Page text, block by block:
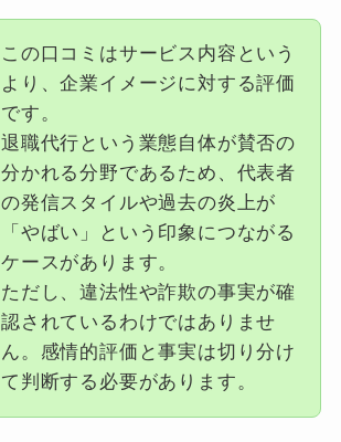
この口コミはサービス内容という
より、企業イメージに対する評価
です。
退職代行という業態自体が賛否の
分かれる分野であるため、代表者
の発信スタイルや過去の炎上が
「やばい」という印象につながる
ケースがあります。
ただし、違法性や詐欺の事実が確
認されているわけではありませ
ん。感情的評価と事実は切り分け
て判断する必要があります。